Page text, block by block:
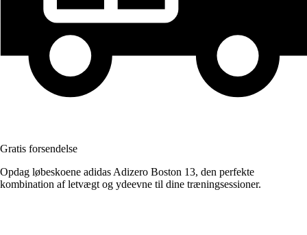
Gratis forsendelse
Opdag løbeskoene adidas Adizero Boston 13, den perfekte
kombination af letvægt og ydeevne til dine træningsessioner.